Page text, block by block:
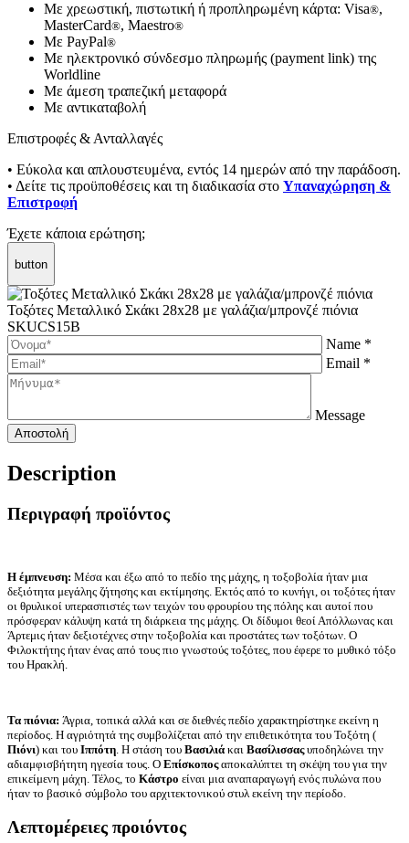
Με χρεωστική, πιστωτική ή προπληρωμένη κάρτα: Visa®,
MasterCard®, Maestro®
Με PayPal®
Με ηλεκτρονικό σύνδεσμο πληρωμής (payment link) της
Worldline
Με άμεση τραπεζική μεταφορά
Με αντικαταβολή
Επιστροφές & Ανταλλαγές
• Εύκολα και απλουστευμένα, εντός 14 ημερών από την παράδοση.
• Δείτε τις προϋποθέσεις και τη διαδικασία στο Υπαναχώρηση &
Επιστροφή
Έχετε κάποια ερώτηση;
button
Τοξότες Μεταλλικό Σκάκι 28x28 με γαλάζια/μπρονζέ πιόνια
SKUCS15B
Name *
Email *
Message
Description
Περιγραφή προϊόντος
Η έμπνευση: Μέσα και έξω από το πεδίο της μάχης, η τοξοβολία ήταν μια
δεξιότητα μεγάλης ζήτησης και εκτίμησης. Εκτός από το κυνήγι, οι τοξότες ήταν
οι θρυλικοί υπερασπιστές των τειχών του φρουρίου της πόλης και αυτοί που
πρόσφεραν κάλυψη κατά τη διάρκεια της μάχης. Οι δίδυμοι θεοί Απόλλωνας και
Άρτεμις ήταν δεξιοτέχνες στην τοξοβολία και προστάτες των τοξότων. Ο
Φιλοκτήτης ήταν ένας από τους πιο γνωστούς τοξότες, που έφερε το μυθικό τόξο
του Ηρακλή.
Τα πιόνια: Άγρια, τοπικά αλλά και σε διεθνές πεδίο χαρακτηρίστηκε εκείνη η
περίοδος. Η αγριότητά της συμβολίζεται από την επιθετικότητα του Τοξότη (
Πιόνι) και του Ιππότη . Η στάση του Βασιλιά και Βασίλισσαςυποδηλώνει την
αδιαμφισβήτητη ηγεσία τους. Ο Επίσκοποςαποκαλύπτει τη σκέψη του για την
επικείμενη μάχη. Τέλος, το Κάστρο είναι μια αναπαραγωγή ενός πυλώνα που
ήταν το βασικό σύμβολο του αρχιτεκτονικού στυλ εκείνη την περίοδο.
Λεπτομέρειες προιόντος